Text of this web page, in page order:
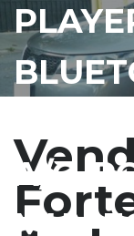
A/C,
MUY